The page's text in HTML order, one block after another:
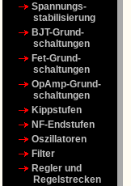
Spannungs-
stabilisierung
BJT-Grund-
schaltungen
Fet-Grund-
schaltungen
OpAmp-Grund-
schaltungen
Kippstufen
NF-Endstufen
Oszillatoren
Filter
Regler und
Regelstrecken